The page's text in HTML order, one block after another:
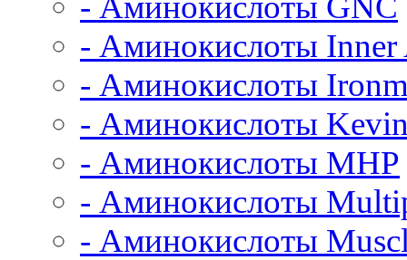
- Аминокислоты Inner
- Аминокислоты
- Аминокислоты
- Аминокислоты MHP
- Аминокислоты
- Аминокислоты